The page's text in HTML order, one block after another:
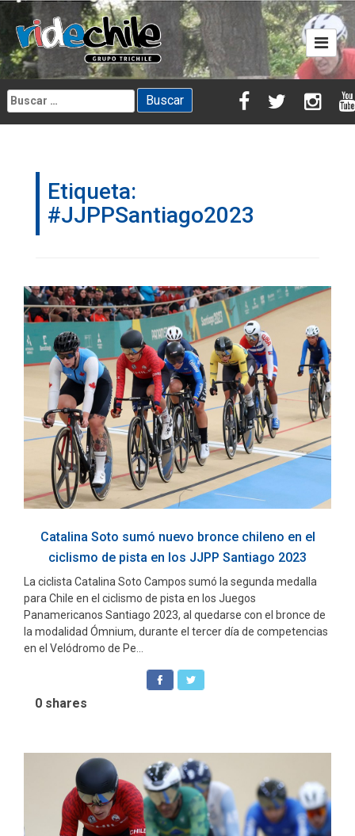
Skip
content
Buscar:
Etiqueta:
#JJPPSantiago2023
Catalina Soto sumó nuevo bronce chileno en el
ciclismo de pista en los JJPP Santiago 2023
La ciclista Catalina Soto Campos sumó la segunda medalla
para Chile en el ciclismo de pista en los Juegos
Panamericanos Santiago 2023, al quedarse con el bronce de
la modalidad Ómnium, durante el tercer día de competencias
en el Velódromo de Pe...
0 shares